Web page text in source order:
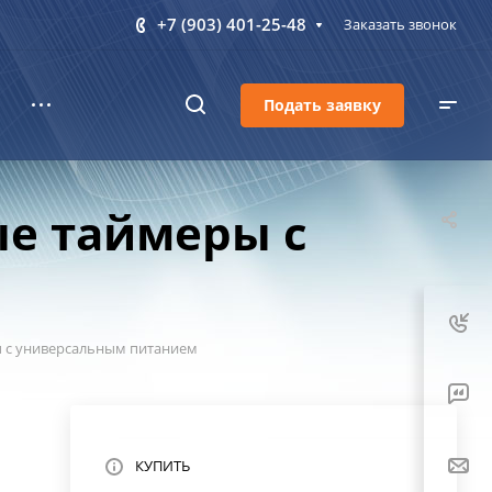
+7 (903) 401-25-48 Заказать звонок
Подать заявку
таймеры с
с универсальным питанием
КУПИТЬ